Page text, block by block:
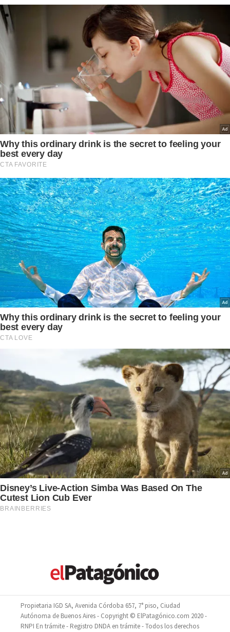
Propietaria IGD SA, Avenida Córdoba 657, 7° piso, Ciudad
Autónoma de Buenos Aires - Copyright © ElPatagónico.com 2020 -
RNPI En trámite - Registro DNDA en trámite - Todos los derechos